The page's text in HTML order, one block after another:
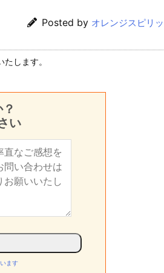
Posted by オレンジスピリ
たします。
い
ます